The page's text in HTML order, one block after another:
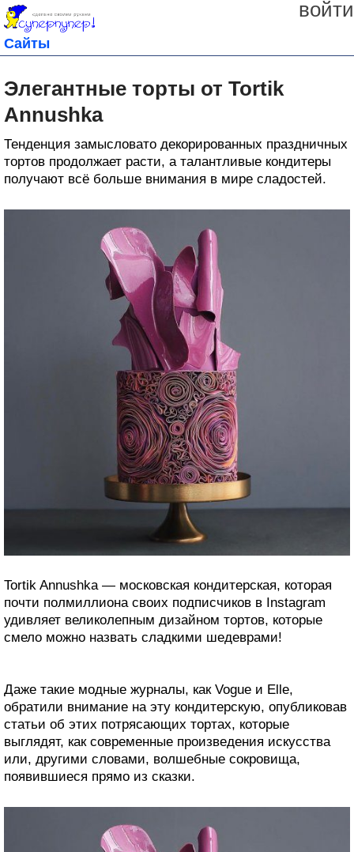
войти
Сайты
Элегантные торты от Tortik
Annushka
Тенденция замысловато декорированных праздничных
тортов продолжает расти, а талантливые кондитеры
получают всё больше внимания в мире сладостей.
Tortik Annushka — московская кондитерская, которая
почти полмиллиона своих подписчиков в Instagram
удивляет великолепным дизайном тортов, которые
смело можно назвать сладкими шедеврами!
Даже такие модные журналы, как Vogue и Elle,
обратили внимание на эту кондитерскую, опубликовав
статьи об этих потрясающих тортах, которые
выглядят, как современные произведения искусства
или, другими словами, волшебные сокровища,
появившиеся прямо из сказки.